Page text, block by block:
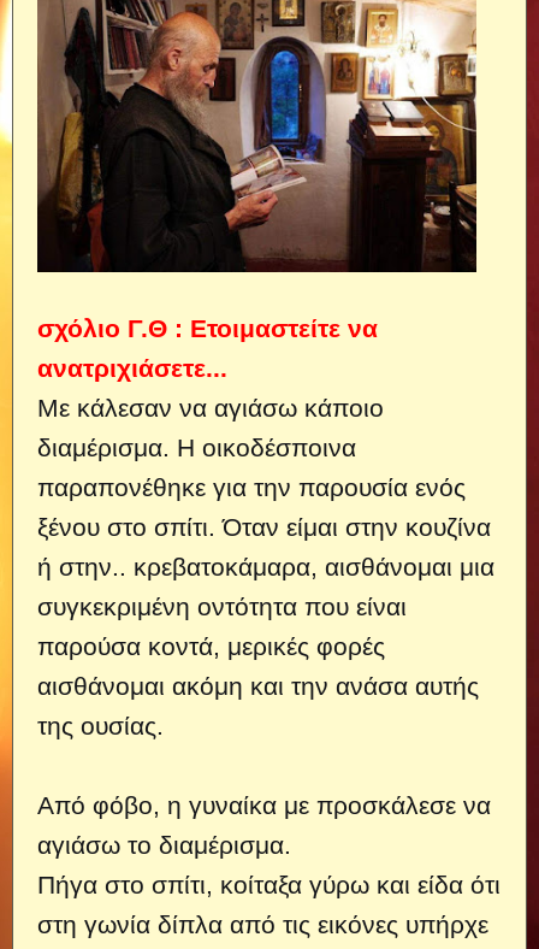
σχόλιο Γ.Θ : Ετοιμαστείτε να
ανατριχιάσετε...
Με κάλεσαν να αγιάσω κάποιο
διαμέρισμα. Η οικοδέσποινα
παραπονέθηκε για την παρουσία ενός
ξένου στο σπίτι. Όταν είμαι στην κουζίνα
ή στην.. κρεβατοκάμαρα, αισθάνομαι μια
συγκεκριμένη οντότητα που είναι
παρούσα κοντά, μερικές φορές
αισθάνομαι ακόμη και την ανάσα αυτής
της ουσίας.
Από φόβο, η γυναίκα με προσκάλεσε να
αγιάσω το διαμέρισμα.
Πήγα στο σπίτι, κοίταξα γύρω και είδα ότι
στη γωνία δίπλα από τις εικόνες υπήρχε